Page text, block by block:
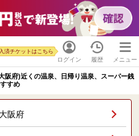
ログイン
済チケットはこちら
履歴 メニュー
阪府)近くの温泉、日帰り温泉、スーパー銭
すめ
阪府